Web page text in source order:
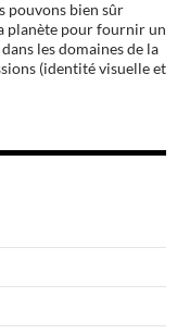
pouvons bien sûr
planète pour fournir un
les domaines de la
(identité visuelle et